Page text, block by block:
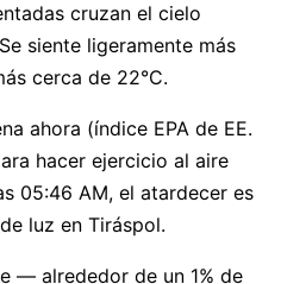
cruzan el cielo
siente ligeramente más
cerca de 22°C.
ahora (índice EPA de EE.
hacer ejercicio al aire
05:46 AM, el atardecer es
luz en Tiráspol.
— alrededor de un 1% de